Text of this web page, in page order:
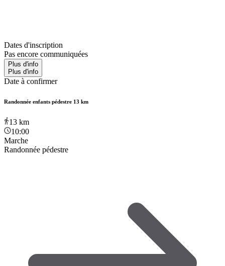
Dates d'inscription
Pas encore communiquées
Plus d'info
Plus d'info
Date à confirmer
Randonnée enfants pédestre 13 km
13 km
10:00
Marche
Randonnée pédestre